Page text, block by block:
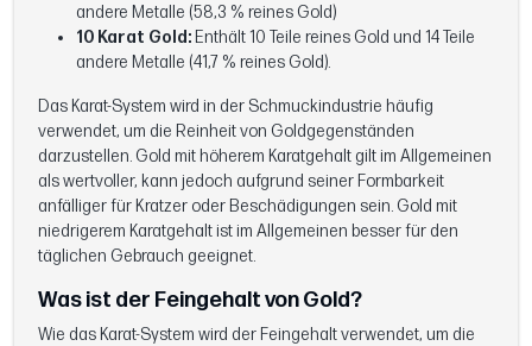
andere Metalle (58,3 % reines Gold)
10 Karat Gold: Enthält 10 Teile reines Gold und 14 Teile
andere Metalle (41,7 % reines Gold).
Das Karat-System wird in der Schmuckindustrie häufig
verwendet, um die Reinheit von Goldgegenständen
darzustellen. Gold mit höherem Karatgehalt gilt im Allgemeinen
als wertvoller, kann jedoch aufgrund seiner Formbarkeit
anfälliger für Kratzer oder Beschädigungen sein. Gold mit
niedrigerem Karatgehalt ist im Allgemeinen besser für den
täglichen Gebrauch geeignet.
Was ist der Feingehalt von Gold?
Wie das Karat-System wird der Feingehalt verwendet, um die